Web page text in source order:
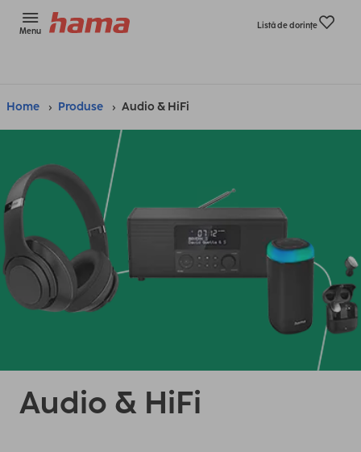
Menu
Listă de dorinţe
Home Produse Audio & HiFi
Audio & HiFi